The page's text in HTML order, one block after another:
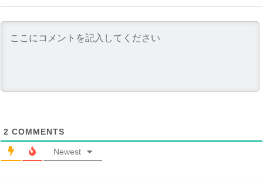
2 COMMENTS
Newest